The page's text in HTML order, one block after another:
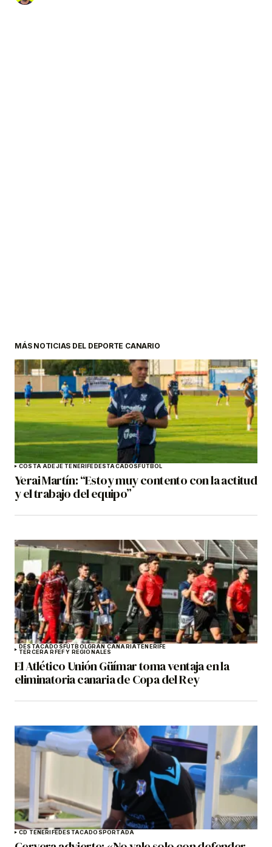
MÁS NOTICIAS DEL DEPORTE CANARIO
COSTA ADEJE TENERIFEDESTACADOSFÚTBOL
Yerai Martín: “Estoy muy contento con la actitud
y el trabajo del equipo”
DESTACADOSFÚTBOLGRAN CANARIATENERIFE
TERCERA RFEF Y REGIONALES
El Atlético Unión Güímar toma ventaja en la
eliminatoria canaria de Copa del Rey
CD TENERIFEDESTACADOSPORTADA